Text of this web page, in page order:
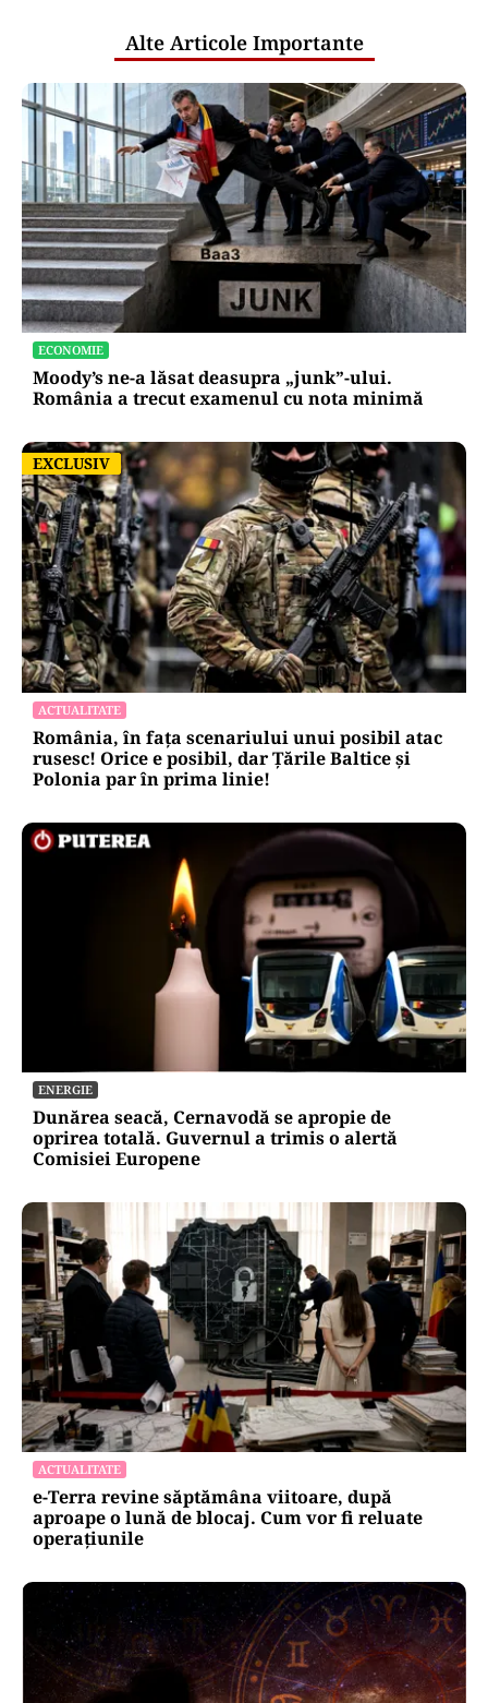
Alte Articole Importante
ECONOMIE
Moody’s ne-a lăsat deasupra „junk”-ului.
România a trecut examenul cu nota minimă
EXCLUSIV
EXCLUSIV
ACTUALITATE
România, în fața scenariului unui posibil atac
rusesc! Orice e posibil, dar Țările Baltice și
Polonia par în prima linie!
ENERGIE
Dunărea seacă, Cernavodă se apropie de
oprirea totală. Guvernul a trimis o alertă
Comisiei Europene
ACTUALITATE
e-Terra revine săptămâna viitoare, după
aproape o lună de blocaj. Cum vor fi reluate
operațiunile